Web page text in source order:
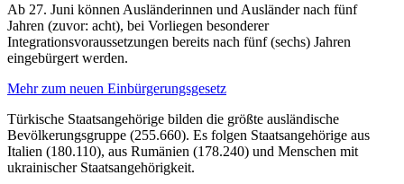
Ab 27. Juni können Ausländerinnen und Ausländer nach fünf
Jahren (zuvor: acht), bei Vorliegen besonderer
Integrationsvoraussetzungen bereits nach fünf (sechs) Jahren
eingebürgert werden.
Mehr zum neuen Einbürgerungsgesetz
Türkische Staatsangehörige bilden die größte ausländische
Bevölkerungsgruppe (255.660). Es folgen Staatsangehörige aus
Italien (180.110), aus Rumänien (178.240) und Menschen mit
ukrainischer Staatsangehörigkeit.